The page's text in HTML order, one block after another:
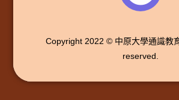
Copyright 2022 © 中原大學通識教
reserved.